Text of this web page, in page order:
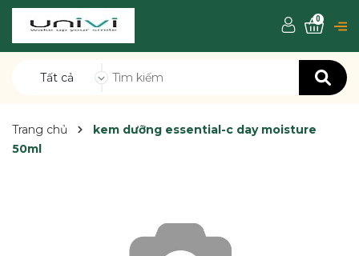
Tất cả
0
Trang chủ
kem dưỡng essential-c day moisture
50ml